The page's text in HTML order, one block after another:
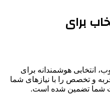
برای
انتخابی هوشمندانه برای
و تخصص را با نیازهای شما
شما تضمین شده است.